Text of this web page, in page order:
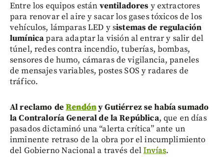
Entre los equipos están ventiladores y extractores
para renovar el aire y sacar los gases tóxicos de los
vehículos, lámparas LED y sistemas de regulación
lumínicapara adaptar la visión al entrar y salir del
túnel, redes contra incendio, tuberías, bombas,
sensores de humo, cámaras de vigilancia, paneles
de mensajes variables, postes SOS y radares de
tráfico.
Al reclamo deRendóny Gutiérrez se había sumado
la Contraloría General de la República, que en días
pasados dictaminó una “alerta crítica” ante un
inminente retraso de la obra por el incumplimiento
del Gobierno Nacional a través delInvías.